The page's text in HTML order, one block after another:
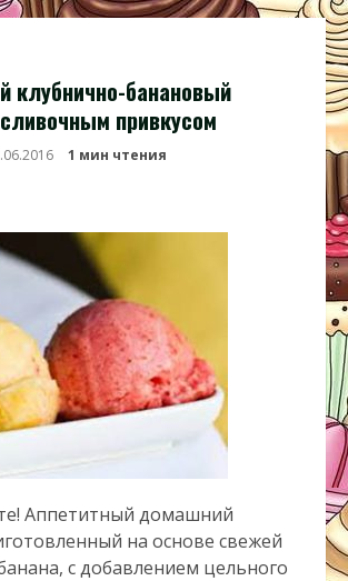
клубнично-банановый
привкусом
1 мин чтения
Аппетитный домашний
на основе свежей
с добавлением цельного